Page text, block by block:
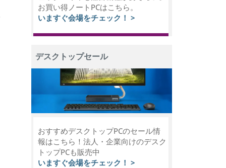
お買い得ノートPCはこちら。
いますぐ会場をチェック！ >
デスクトップセール
おすすめデスクトップPCのセール情
報はこちら！法人・企業向けのデスク
トップPCも販売中
いますぐ会場をチェック！ >